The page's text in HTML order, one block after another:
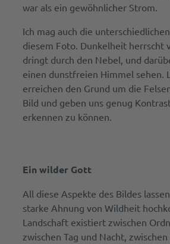
war als ein gewöhnlicher Strom.
Ich mag auch die
diesem Foto. Dunkelheit herrscht
dringt durch den Nebel, und
einen dunstfreien Himmel sehen.
erreichen den Grund um die
Bild und geben uns genug
erkennen zu können.
Ein wilder Gott
All diese Aspekte des Bildes
starke Ahnung von Wildheit
Landschaft existiert zwischen
zwischen Tag und Nacht,